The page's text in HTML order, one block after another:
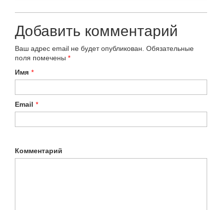
Добавить комментарий
Ваш адрес email не будет опубликован. Обязательные
поля помечены *
Имя *
Email *
Комментарий